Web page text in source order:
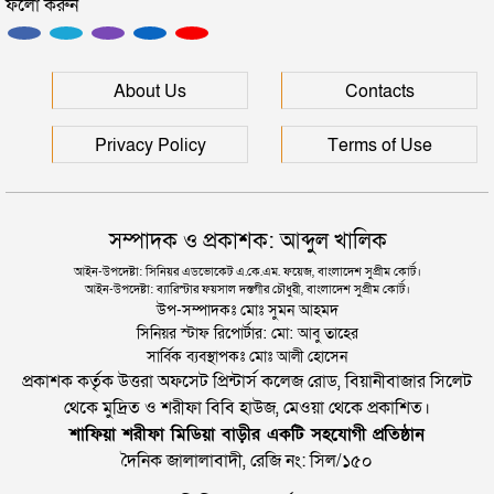
প্রধানমন্ত্রী
সিলেটে আরও দুইজনের মৃত্যু, হাসপাতালে ৩ শতাধিক
ফলো করুন
About Us Contacts
Privacy Policy Terms of Use
সম্পাদক ও প্রকাশক: আব্দুল খালিক
আইন-উপদেষ্টা: সিনিয়র এডভোকেট এ.কে.এম. ফয়েজ, বাংলাদেশ সুপ্রীম কোর্ট।
আইন-উপদেষ্টা: ব্যারিস্টার ফয়সাল দস্তগীর চৌধুরী, বাংলাদেশ সুপ্রীম কোর্ট।
উপ-সম্পাদকঃ মোঃ সুমন আহমদ
সিনিয়র স্টাফ রিপোর্টার: মো: আবু তাহের
সার্বিক ব্যবস্থাপকঃ মোঃ আলী হোসেন
প্রকাশক কর্তৃক উত্তরা অফসেট প্রিন্টার্স কলেজ রোড, বিয়ানীবাজার সিলেট
থেকে মুদ্রিত ও শরীফা বিবি হাউজ, মেওয়া থেকে প্রকাশিত।
শাফিয়া শরীফা মিডিয়া বাড়ীর একটি সহযোগী প্রতিষ্ঠান
দৈনিক জালালাবাদী, রেজি নং: সিল/১৫০